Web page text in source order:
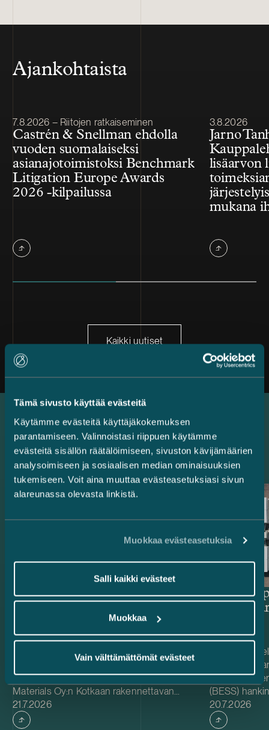
Tämä sivusto käyttää evästeitä
Käytämme evästeitä käyttäjäkokemuksen
parantamiseen. Valinnoistasi riippuen käytämme
evästeitä sisällön räätälöimiseen, sivuston kävijämäärien
analysoimiseen ja sosiaalisen median ominaisuuksien
tukemiseen. Voit aina muuttaa evästeasetuksiasi sivun
alareunassa olevasta linkistä.
Muokkaa evästeasetuksia
Salli kaikki evästeet
Muokkaa
Vain välttämättömät evästeet
Ajankohtaista
Julkaistu
7.8.2026 – Riitojen ratkaiseminen
Castrén & Snellman ehdolla
vuoden suomalaiseksi
asianajotoimistoksi Benchmark
Litigation Europe Awards
2026 -kilpailussa
Julkaistu
3.8.2026
Jarno
lisäarvon
mukana
Kaikki uutiset
Uusimmat referenssit
Rahoittajat ja
miljoonan euron vihreä
projektirahoitus Easpring Finland
New Materialsin CAM-
Avustimme rahoittajia ja vientitakuulaitoksia
Suomen lain oikeudellisena
neuvonantajana Easpring Finland New
Materials Oy:n Kotkaan rakennettavan
katodiaktiivimateriaalia (CAM) valmistavan
tehtaan kehittämiseen ja rakentamiseen
Julkaistu
21.7.2026
Delta
Toimimme
Karppion
(BESS)
Energyltä.
hankkeen
Julkaistu
20.7.2026